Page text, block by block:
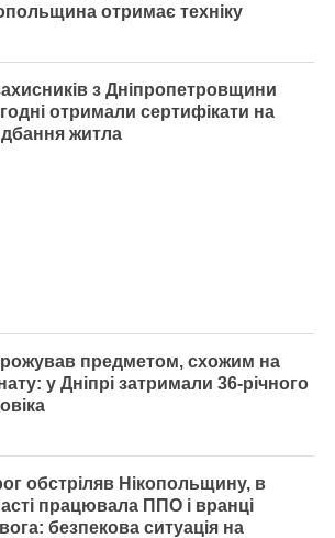
отримає техніку
з Дніпропетровщини
отримали сертифікати на
житла
предметом, схожим на
у Дніпрі затримали 36-річного
обстріляв Нікопольщину, в
працювала ППО і вранці
безпекова ситуація на